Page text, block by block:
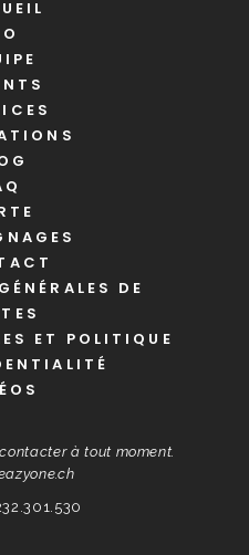
DE
ET POLITIQUE
à tout moment.